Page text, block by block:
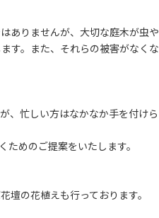
ありませんが、大切な庭木が虫や
す。また、それらの被害がなくな
、忙しい方はなかなか手を付けら
めのご提案をいたします。
の花植えも行っております。